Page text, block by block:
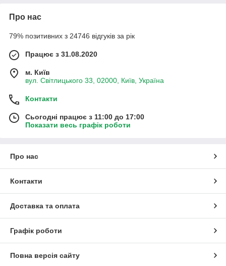
Про нас
79% позитивних з 24746 відгуків за рік
Працює з 31.08.2020
м. Київ
вул. Світлицького 33, 02000, Київ, Україна
Контакти
Сьогодні працює з 11:00 до 17:00
Показати весь графік роботи
Про нас
Контакти
Доставка та оплата
Графік роботи
Повна версія сайту